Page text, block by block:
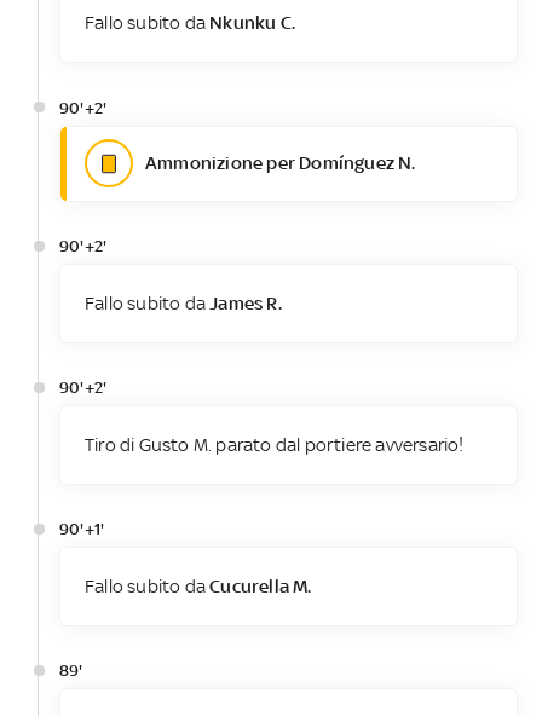
Fallo subito da Nkunku C.
90'+2'
Ammonizione per Domínguez N.
90'+2'
Fallo subito da James R.
90'+2'
Tiro di Gusto M. parato dal portiere avversario!
90'+1'
Fallo subito daCucurella M.
89'